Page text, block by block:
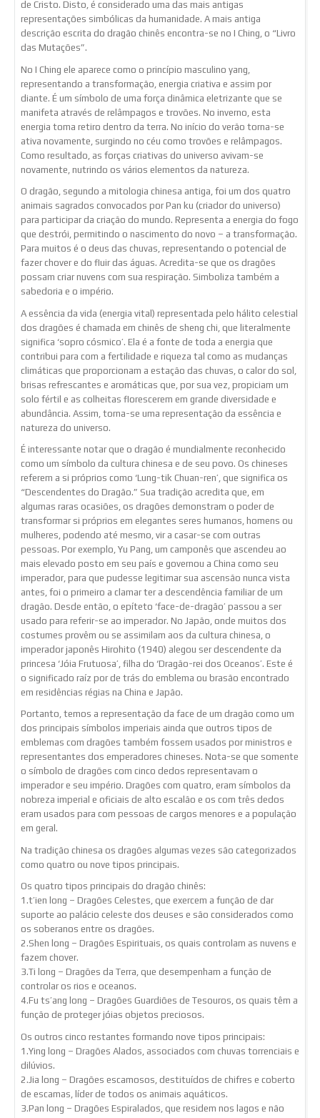
de Cristo. Disto, é considerado uma das mais antigas
representações simbólicas da humanidade. A mais antiga
descrição escrita do dragão chinês encontra-se no I Ching, o “Livro
das Mutações”.
No I Ching ele aparece como o princípio masculino yang,
representando a transformação, energia criativa e assim por
diante. É um símbolo de uma força dinâmica eletrizante que se
manifeta através de relâmpagos e trovões. No inverno, esta
energia toma retiro dentro da terra. No início do verão torna-se
ativa novamente, surgindo no céu como trovões e relâmpagos.
Como resultado, as forças criativas do universo avivam-se
novamente, nutrindo os vários elementos da natureza.
O dragão, segundo a mitologia chinesa antiga, foi um dos quatro
animais sagrados convocados por Pan ku (criador do universo)
para participar da criação do mundo. Representa a energia do fogo
que destrói, permitindo o nascimento do novo – a transformação.
Para muitos é o deus das chuvas, representando o potencial de
fazer chover e do fluir das águas. Acredita-se que os dragões
possam criar nuvens com sua respiração. Simboliza também a
sabedoria e o império.
A essência da vida (energia vital) representada pelo hálito celestial
dos dragões é chamada em chinês de sheng chi, que literalmente
significa ‘sopro cósmico’. Ela é a fonte de toda a energia que
contribui para com a fertilidade e riqueza tal como as mudanças
climáticas que proporcionam a estação das chuvas, o calor do sol,
brisas refrescantes e aromáticas que, por sua vez, propiciam um
solo fértil e as colheitas florescerem em grande diversidade e
abundância. Assim, torna-se uma representação da essência e
natureza do universo.
É interessante notar que o dragão é mundialmente reconhecido
como um símbolo da cultura chinesa e de seu povo. Os chineses
referem a si próprios como ‘Lung-tik Chuan-ren’, que significa os
“Descendentes do Dragão.” Sua tradição acredita que, em
algumas raras ocasiões, os dragões demonstram o poder de
transformar si próprios em elegantes seres humanos, homens ou
mulheres, podendo até mesmo, vir a casar-se com outras
pessoas. Por exemplo, Yu Pang, um camponês que ascendeu ao
mais elevado posto em seu país e governou a China como seu
imperador, para que pudesse legitimar sua ascensão nunca vista
antes, foi o primeiro a clamar ter a descendência familiar de um
dragão. Desde então, o epíteto ‘face-de-dragão’ passou a ser
usado para referir-se ao imperador. No Japão, onde muitos dos
costumes provêm ou se assimilam aos da cultura chinesa, o
imperador japonês Hirohito (1940) alegou ser descendente da
princesa ‘Jóia Frutuosa’, filha do ‘Dragão-rei dos Oceanos’. Este é
o significado raíz por de trás do emblema ou brasão encontrado
em residências régias na China e Japão.
Portanto, temos a representação da face de um dragão como um
dos principais símbolos imperiais ainda que outros tipos de
emblemas com dragões também fossem usados por ministros e
representantes dos emperadores chineses. Nota-se que somente
o símbolo de dragões com cinco dedos representavam o
imperador e seu império. Dragões com quatro, eram símbolos da
nobreza imperial e oficiais de alto escalão e os com três dedos
eram usados para com pessoas de cargos menores e a população
em geral.
Na tradição chinesa os dragões algumas vezes são categorizados
como quatro ou nove tipos principais.
Os quatro tipos principais do dragão chinês:
1.t’ien long – Dragões Celestes, que exercem a função de dar
suporte ao palácio celeste dos deuses e são considerados como
os soberanos entre os dragões.
2.Shen long – Dragões Espirituais, os quais controlam as nuvens e
fazem chover.
3.Ti long – Dragões da Terra, que desempenham a função de
controlar os rios e oceanos.
4.Fu ts’ang long – Dragões Guardiões de Tesouros, os quais têm a
função de proteger jóias objetos preciosos.
Os outros cinco restantes formando nove tipos principais:
1.Ying long – Dragões Alados, associados com chuvas torrenciais e
dilúvios.
2.Jia long – Dragões escamosos, destituídos de chifres e coberto
de escamas, líder de todos os animais aquáticos.
3.Pan long – Dragões Espiralados, que residem nos lagos e não